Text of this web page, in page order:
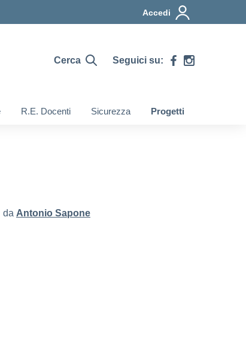
Accedi
Cerca Seguici su:
R.E. Docenti Sicurezza Progetti
da Antonio Sapone